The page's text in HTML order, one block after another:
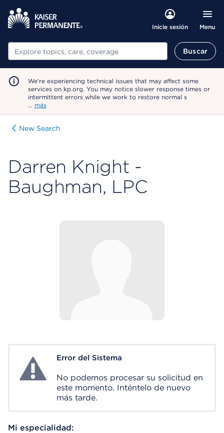
Inicie sesión Menu
Buscar Buscar
We're experiencing technical issues that may affect some
services on kp.org. You may notice slower response times or
intermittent errors while we work to restore normal s
… más
New Search
Darren Knight -
Baughman, LPC
System ErrorError del Sistema
No podemos procesar su solicitud en
este momento. Inténtelo de nuevo
más tarde.
Mi especialidad: